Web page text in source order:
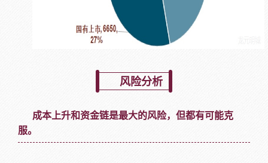
风险分析
成本上升和资金链是最大的风险，但都有可能克
服。